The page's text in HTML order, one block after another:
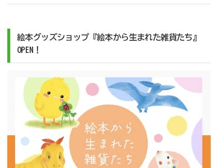
絵本グッズショップ『絵本から生まれた雑貨たち』
OPEN！